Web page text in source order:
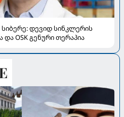
დევიდ სინკლერის
OSK გენური თერაპია